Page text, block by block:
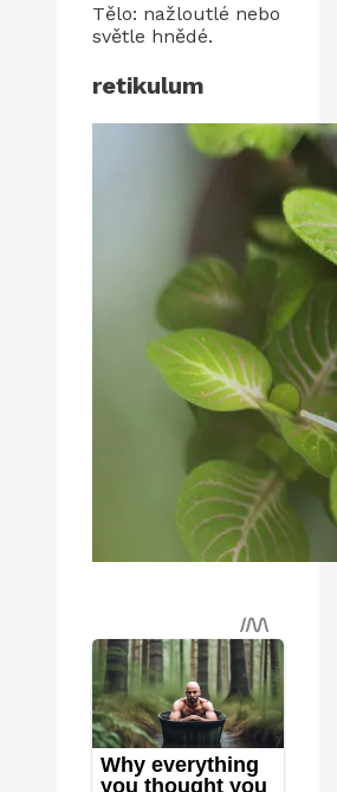
Tělo: nažloutlé nebo
světle hnědé.
retikulum